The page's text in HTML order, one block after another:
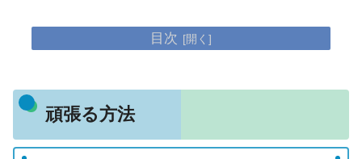
目次
頑張る方法